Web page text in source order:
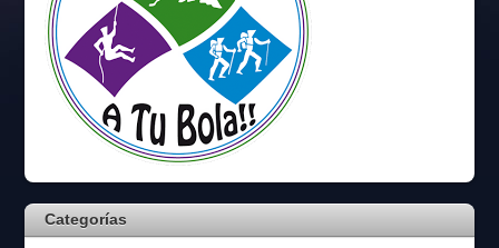
Categorías